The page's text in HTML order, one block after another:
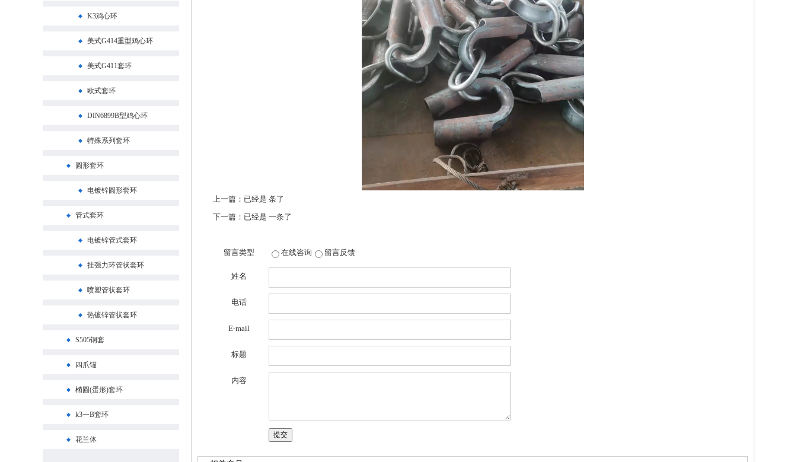
K3鸡心环
美式G414重型鸡心环
美式G411套环
欧式套环
DIN6899B型鸡心环
特殊系列套环
圆形套环
电镀锌圆形套环
管式套环
电镀锌管式套环
挂强力环管状套环
喷塑管状套环
热镀锌管状套环
S505钢套
四爪锚
椭圆(蛋形)套环
k3一B套环
花兰体
上一篇：已经是 条了
下一篇：已经是 一条了
留言类型 在线咨询 留言反馈
姓名
电话
E-mail
标题
内容